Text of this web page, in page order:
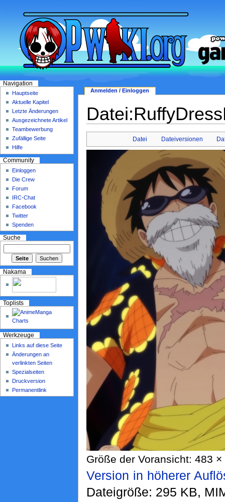
Datei Dateiversionen
Größe der Voransicht: 483
Version in höherer
Dateigröße: 295 KB,
Anmelden / Einloggen
Navigation
Hauptseite
Aktuelle Kapitel
Letzte Änderungen
Ausgezeichnete Artikel
Teambewerbung
Zufällige Seite
Hilfe
Community
Einloggen
Die Crew
Forum
IRC-Chat
Facebook
Twitter
Spenden
Suche
Nakama
Toplists
Werkzeuge
Links auf diese Seite
Änderungen an
verlinkten Seiten
Spezialseiten
Druckversion
Permanentlink